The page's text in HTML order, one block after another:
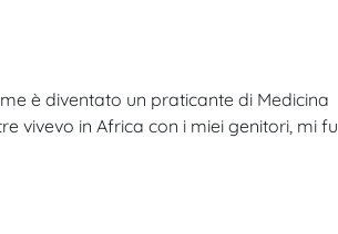
è diventato un praticante di Medicina
vivevo in Africa con i miei genitori, mi fu